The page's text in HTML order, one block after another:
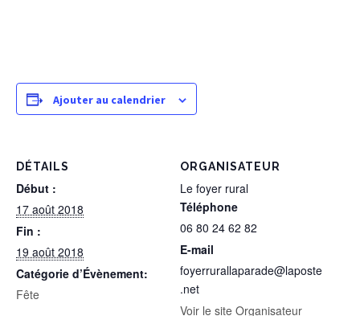
Ajouter au calendrier
DÉTAILS
Début :
17 août 2018
Fin :
19 août 2018
Catégorie d’Évènement:
Fête
ORGANISATEUR
Le foyer rural
Téléphone
06 80 24 62 82
E-mail
foyerrurallaparade@laposte
.net
Voir le site Organisateur